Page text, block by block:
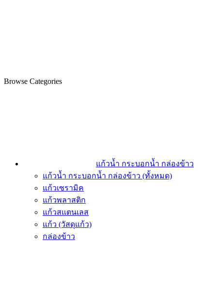
Browse Categories
แก้วน้ำ กระบอกน้ำ กล่องข้าว
แก้วน้ำ กระบอกน้ำ กล่องข้าว (ทั้งหมด)
แก้วเซรามิค
แก้วพลาสติก
แก้วสแตนเลส
แก้ว (วัสดุแก้ว)
กล่องข้าว